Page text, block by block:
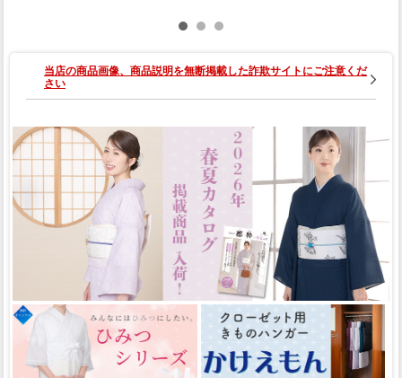
（手縫い）
（別誂え）
当店の商品画像、商品説明を無断掲載した詐欺サイトにご注意くだ
さい